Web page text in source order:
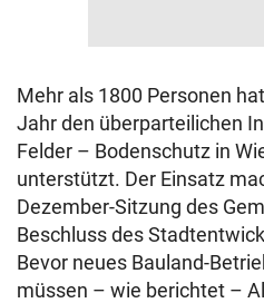
Mehr als 1800 Personen
Jahr den überparteilichen
Felder – Bodenschutz in
unterstützt. Der Einsatz
Dezember-Sitzung des
Beschluss des
Bevor neues Bauland-
müssen – wie berichtet –